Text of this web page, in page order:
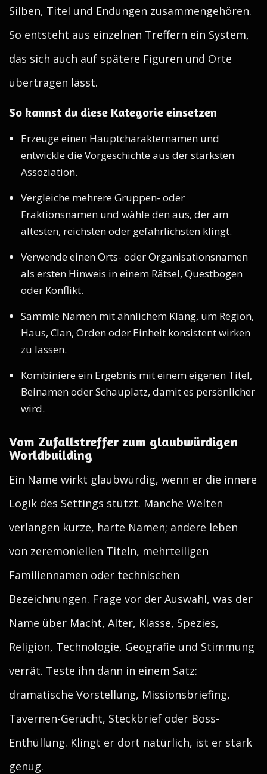
Silben, Titel und Endungen zusammengehören.
So entsteht aus einzelnen Treffern ein System,
das sich auch auf spätere Figuren und Orte
übertragen lässt.
So kannst du diese Kategorie einsetzen
Erzeuge einen Hauptcharakternamen und
entwickle die Vorgeschichte aus der stärksten
Assoziation.
Vergleiche mehrere Gruppen- oder
Fraktionsnamen und wähle den aus, der am
ältesten, reichsten oder gefährlichsten klingt.
Verwende einen Orts- oder Organisationsnamen
als ersten Hinweis in einem Rätsel, Questbogen
oder Konflikt.
Sammle Namen mit ähnlichem Klang, um Region,
Haus, Clan, Orden oder Einheit konsistent wirken
zu lassen.
Kombiniere ein Ergebnis mit einem eigenen Titel,
Beinamen oder Schauplatz, damit es persönlicher
wird.
Vom Zufallstreffer zum glaubwürdigen
Worldbuilding
Ein Name wirkt glaubwürdig, wenn er die innere
Logik des Settings stützt. Manche Welten
verlangen kurze, harte Namen; andere leben
von zeremoniellen Titeln, mehrteiligen
Familiennamen oder technischen
Bezeichnungen. Frage vor der Auswahl, was der
Name über Macht, Alter, Klasse, Spezies,
Religion, Technologie, Geografie und Stimmung
verrät. Teste ihn dann in einem Satz:
dramatische Vorstellung, Missionsbriefing,
Tavernen-Gerücht, Steckbrief oder Boss-
Enthüllung. Klingt er dort natürlich, ist er stark
genug.